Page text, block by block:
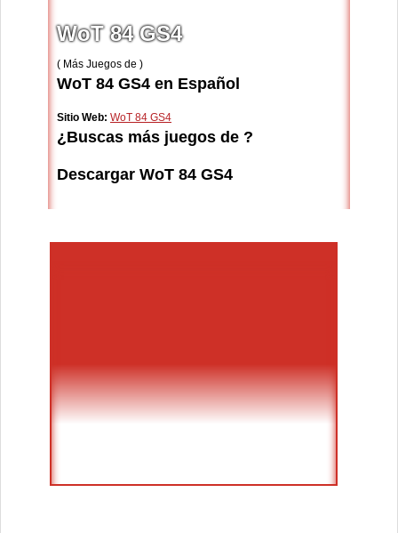
WoT 84 GS4
( Más Juegos de )
WoT 84 GS4 en Español
Sitio Web: WoT 84 GS4
¿Buscas más juegos de ?
Descargar WoT 84 GS4